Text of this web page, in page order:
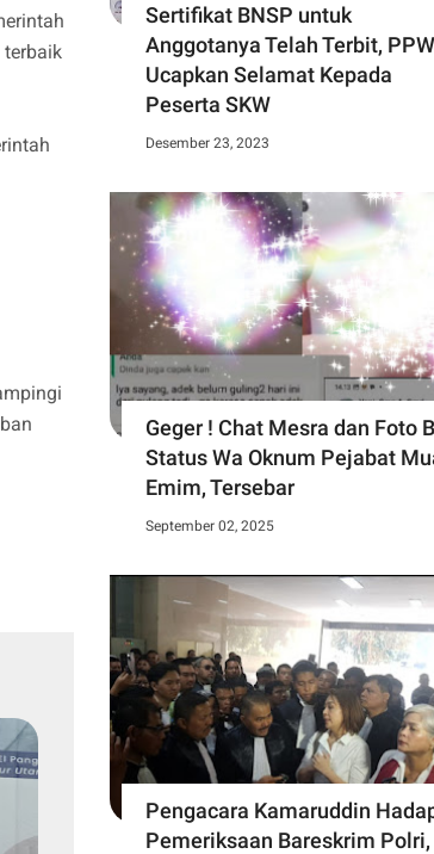
terbaik
Sertifikat BNSP untuk
Anggotanya Telah Terbit,
Ucapkan Selamat Kepada
Peserta SKW
Desember 23, 2023
Geger ! Chat Mesra dan Foto
Status Wa Oknum Pejabat
Emim, Tersebar
September 02, 2025
Pengacara Kamaruddin
Pemeriksaan Bareskrim Polri,